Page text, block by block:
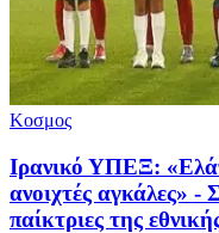
Κοσμος
Ιρανικό ΥΠΕΞ:
ανοιχτές αγκάλες» -
παίκτριες της